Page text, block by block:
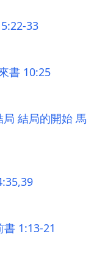
33
書 10:25
結局的開始 馬
1:13-21